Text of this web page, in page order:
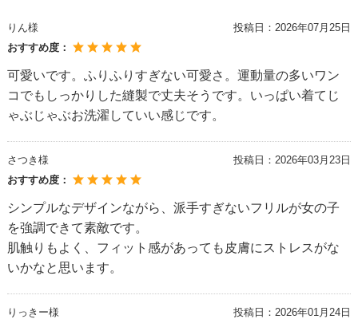
りん様 投稿日： 2026年07月25日
おすすめ度：
可愛いです。ふりふりすぎない可愛さ。運動量の多いワン
コでもしっかりした縫製で丈夫そうです。いっぱい着てじ
ゃぶじゃぶお洗濯していい感じです。
さつき様 投稿日： 2026年03月23日
おすすめ度：
シンプルなデザインながら、派手すぎないフリルが女の子
を強調できて素敵です。
肌触りもよく、フィット感があっても皮膚にストレスがな
いかなと思います。
りっきー様 投稿日： 2026年01月24日